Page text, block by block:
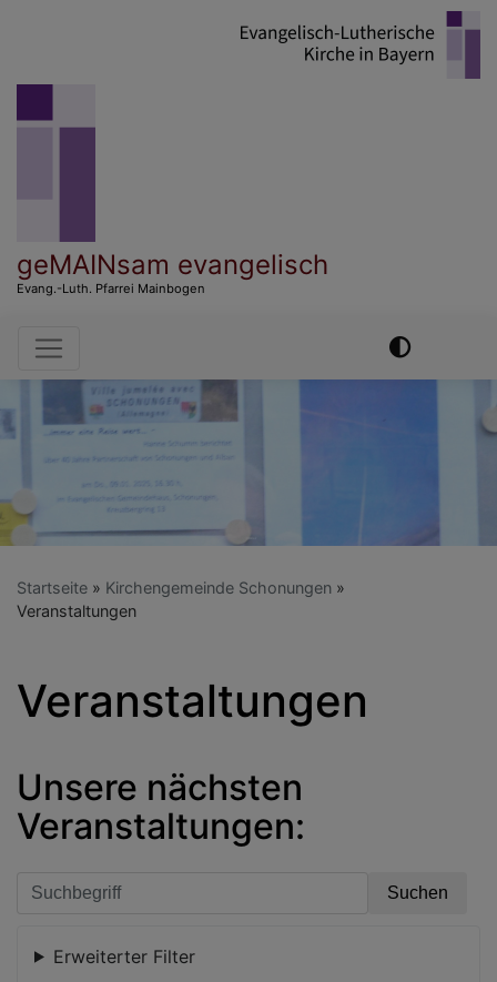
geMAINsam evangelisch
Evang.-Luth. Pfarrei Mainbogen
Hauptnavigation
Startseite
Kirchengemeinde Schonungen
Veranstaltungen
Veranstaltungen
Unsere nächsten
Veranstaltungen:
Erweiterter Filter